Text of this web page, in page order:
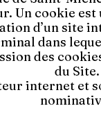
Un cookie
d’un site
dans
des
du Site.
internet et